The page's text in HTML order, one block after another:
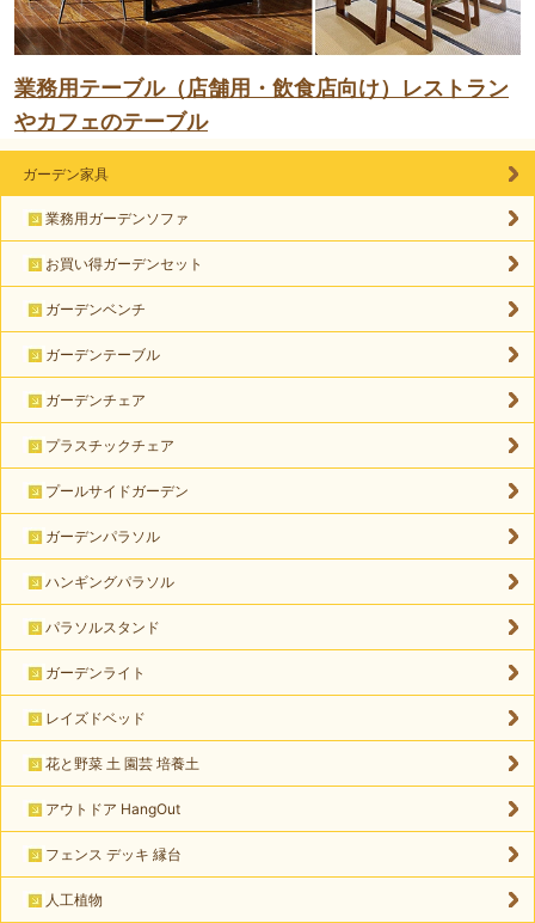
業務用テーブル（店舗用・飲食店向け）レストラン
やカフェのテーブル
ガーデン家具
業務用ガーデンソファ
お買い得ガーデンセット
ガーデンベンチ
ガーデンテーブル
ガーデンチェア
プラスチックチェア
プールサイドガーデン
ガーデンパラソル
ハンギングパラソル
パラソルスタンド
ガーデンライト
レイズドベッド
花と野菜 土 園芸 培養土
アウトドア HangOut
フェンス デッキ 縁台
人工植物